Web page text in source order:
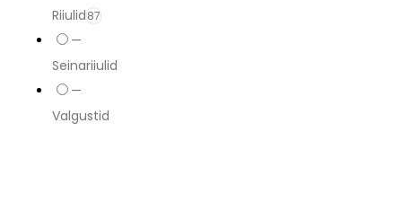
Riiulid87
—
Seinariiulid
—
Valgustid